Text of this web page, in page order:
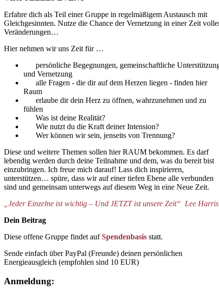
Erfahre dich als Teil einer Gruppe in regelmäßigem Austausch mit
Gleichgesinnten. Nutze die Chance der Vernetzung in einer Zeit
Veränderungen…
Hier nehmen wir uns Zeit für …
persönliche Begegnungen, gemeinschaftliche
und Vernetzung
alle Fragen - die dir auf dem Herzen liegen - finden hier
Raum
erlaube dir dein Herz zu öffnen, wahrzunehmen und zu
fühlen
Was ist deine Realität?
Wie nutzt du die Kraft deiner Intension?
Wer können wir sein, jenseits von Trennung?
Diese und weitere Themen sollen hier RAUM bekommen. Es darf
lebendig werden durch deine Teilnahme und dem, was du bereit bist
einzubringen. Ich freue mich darauf! Lass dich inspirieren,
unterstützen… spüre, dass wir auf einer tiefen Ebene alle verbunden
sind und gemeinsam unterwegs auf diesem Weg in eine Neue Zeit.
„Jeder Einzelne ist wichtig – Und JETZT ist unsere Zeit“ Lee Harris
Dein Beitrag
Diese offene Gruppe findet aufSpendenbasis statt.
Sende einfach über PayPal (Freunde) deinen persönlichen
Energieausgleich (empfohlen sind 10 EUR)
Anmeldung: